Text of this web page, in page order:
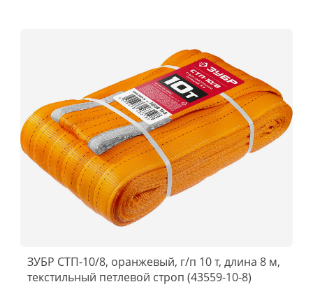
ЗУБР СТП-10/8, оранжевый, г/п 10 т, длина 8 м,
текстильный петлевой строп (43559-10-8)